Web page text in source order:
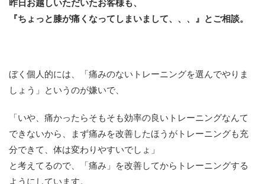
昨日お越しいただいたお客様も、
『ちょっと膝が痛くなってしまいまして、、、』とご相談。
ぼく個人的には、「痛みのないトレーニングを選んでやりま
しょう」というのが嫌いで、
「いや、痛かったらそもそも効率の良いトレーニングなんて
できないから、まず痛みを改善したほうがトレーニングも充
分できて、体は変わりやすいでしょ」
と考えてるので、「痛み」を改善してからトレーニングする
ようにしています。